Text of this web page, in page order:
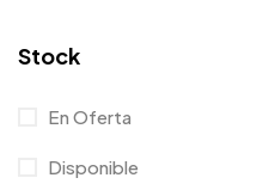
Stock
En Oferta
Disponible